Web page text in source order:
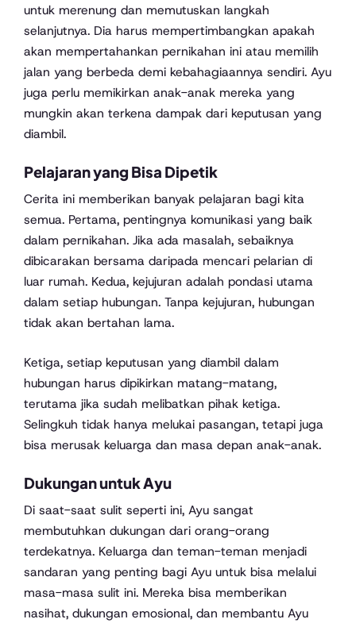
untuk merenung dan memutuskan langkah
selanjutnya. Dia harus mempertimbangkan apakah
akan mempertahankan pernikahan ini atau memilih
jalan yang berbeda demi kebahagiaannya sendiri. Ayu
juga perlu memikirkan anak-anak mereka yang
mungkin akan terkena dampak dari keputusan yang
diambil.
Pelajaran yang Bisa Dipetik
Cerita ini memberikan banyak pelajaran bagi kita
semua. Pertama, pentingnya komunikasi yang baik
dalam pernikahan. Jika ada masalah, sebaiknya
dibicarakan bersama daripada mencari pelarian di
luar rumah. Kedua, kejujuran adalah pondasi utama
dalam setiap hubungan. Tanpa kejujuran, hubungan
tidak akan bertahan lama.
Ketiga, setiap keputusan yang diambil dalam
hubungan harus dipikirkan matang-matang,
terutama jika sudah melibatkan pihak ketiga.
Selingkuh tidak hanya melukai pasangan, tetapi juga
bisa merusak keluarga dan masa depan anak-anak.
Dukungan untuk Ayu
Di saat-saat sulit seperti ini, Ayu sangat
membutuhkan dukungan dari orang-orang
terdekatnya. Keluarga dan teman-teman menjadi
sandaran yang penting bagi Ayu untuk bisa melalui
masa-masa sulit ini. Mereka bisa memberikan
nasihat, dukungan emosional, dan membantu Ayu